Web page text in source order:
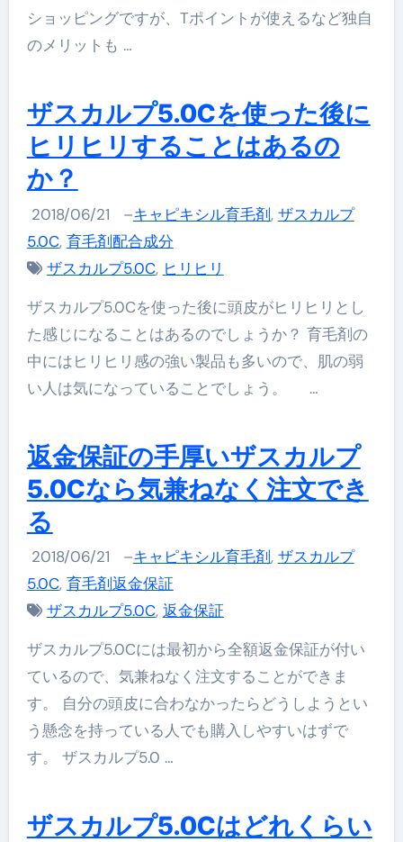
ショッピングですが、Tポイントが使えるなど独自
のメリットも …
ザスカルプ5.0Cを使った後に
ヒリヒリすることはあるの
か？
2018/06/21 –キャピキシル育毛剤, ザスカルプ
5.0C, 育毛剤配合成分
ザスカルプ5.0C, ヒリヒリ
ザスカルプ5.0Cを使った後に頭皮がヒリヒリとし
た感じになることはあるのでしょうか？ 育毛剤の
中にはヒリヒリ感の強い製品も多いので、肌の弱
い人は気になっていることでしょう。 …
返金保証の手厚いザスカルプ
5.0Cなら気兼ねなく注文でき
る
2018/06/21 –キャピキシル育毛剤, ザスカルプ
5.0C, 育毛剤返金保証
ザスカルプ5.0C, 返金保証
ザスカルプ5.0Cには最初から全額返金保証が付い
ているので、気兼ねなく注文することができま
す。 自分の頭皮に合わなかったらどうしようとい
う懸念を持っている人でも購入しやすいはずで
す。 ザスカルプ5.0 …
ザスカルプ5.0Cはどれくらい